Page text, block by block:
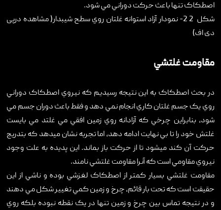
اصطکاک تنها باعث حرکت دوراني مي شود.
شکل ‏2 2- نمودار آزاد استوانه غلتان روي سطح شيبدار( مشاهده درپی
دی اف)
مقاومت غلتشي
در بحث اصطکاک به اين نتيجه رسيديم که نيروي اصطکاک دوراني
روي يک جسم غلتان کاري انجام نمي دهد و فقط باعث دوران جسم مي
شود، بنابراين چرخي که آزادانه روي زمين افقي مي غلتد مي بايست
غلتش خود را تا بي نهايت ادامه دهد، اما تجربه نشان ميدهد که بتدريج
حرکت آن کند ميشود تا از حرکت باز بماند. اين پديده به علت وجود
نيروي مقاومي است که آنرا مقاومت غلتشي نامند.
مقاومت غلتشي بسيار کمتر از اصطکاک لغزشي بوده و ناشي از اين
حقيقت است که تحت بار قائم، چرخ و زمين کمي تغيير شکل مي دهند
و در نتيجه تماس بين چرخ و زمين تنها در يک نقطه نبوده بلکه روي